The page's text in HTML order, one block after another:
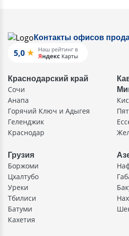
Контакты офисов
Краснодарский край
Сочи
Анапа
Горячий Ключ и Адыгея
Геленджик
Краснодар
Грузия
Боржоми
Цхалтубо
Уреки
Тбилиси
Батуми
Кахетия